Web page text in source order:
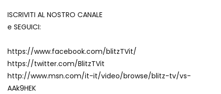
Lucca, blitz della Finanza nello studio
Maschere e lusso fake: blitz nella villa-
showroom
ISCRIVITI AL NOSTRO CANALE
e SEGUICI:
https://www.facebook.com/blitzTVit/
https://twitter.com/BlitzTVit
http://www.msn.com/it-it/video/browse/blitz-tv/vs-
AAk9HEK